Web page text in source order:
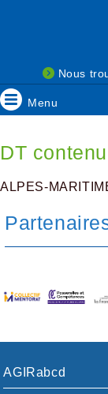
Nous
Menu
DT
ALPES-
AGIRabcd